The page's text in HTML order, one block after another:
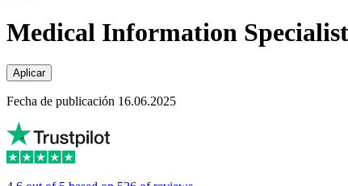
Medical Information
Aplicar
Fecha de publicación 16.06.2025